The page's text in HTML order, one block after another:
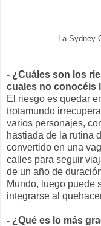
La Sydney
- ¿Cuáles son los
cuales no conocéis
El riesgo es quedar
trotamundo
varios personajes,
hastiada de la rutina
convertido en una
calles para seguir
de un año de
Mundo, luego puede
integrarse al
- ¿Qué es lo más